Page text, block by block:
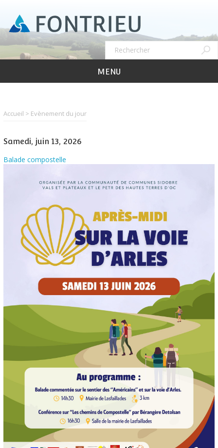
contenu
principal
Rechercher
MENU
Accueil Evènement du jour
Samedi, juin 13, 2026
Balade compostelle